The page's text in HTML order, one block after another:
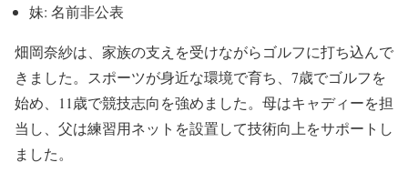
妹: 名前非公表
畑岡奈紗は、家族の支えを受けながらゴルフに打ち込んで
きました。スポーツが身近な環境で育ち、7歳でゴルフを
始め、11歳で競技志向を強めました。母はキャディーを担
当し、父は練習用ネットを設置して技術向上をサポートし
ました。